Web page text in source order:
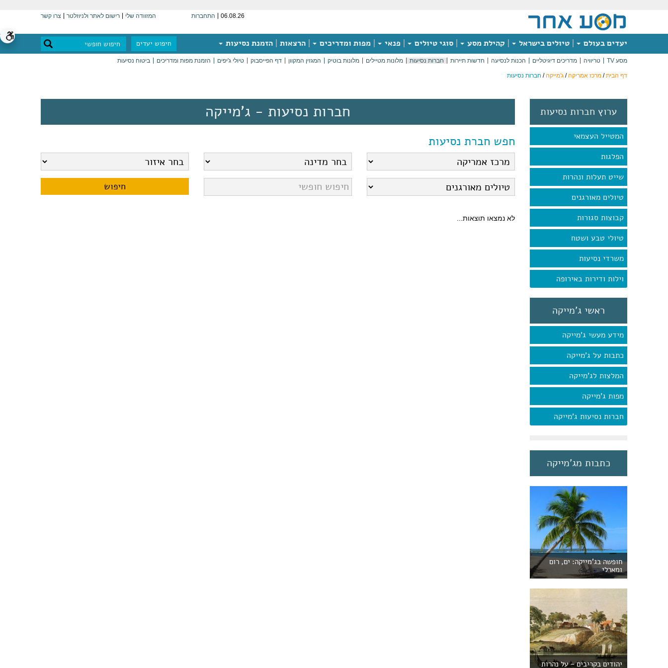
06.08.26 התחברות המזוודה שלי רישום לאתר ולניוזלטר צרו קשר
יעדים בעולם טיולים בישראל קהילת מסע סוגי טיולים פנאי מפות ומדריכים הרצאות הזמנת נסיעות חיפוש יעדים
מסע TV טריוויה מדריכים דיגיטליים הכנות לנסיעה חדשות תיירות חברות נסיעות מלונות מטיילים מלונות בוטיק המגזין המקוון דף הפייסבוק טיולי ג'יפים הזמנת מפות ומדריכים ביטוח נסיעות
דף הבית/ מרכז אמריקה/ ג'מייקה/ חברות נסיעות
ערוץ חברות נסיעות
המטייל העצמאי
הפלגות
שייט תעלות ונהרות
טיולים מאורגנים
קבוצות סגורות
טיולי טבע ושטח
משרדי נסיעות
וילות ודירות באירופה
ראשי ג'מייקה
מידע מעשי ג'מייקה
כתבות על ג'מייקה
המלצות לג'מייקה
מפות ג'מייקה
חברות נסיעות ג'מייקה
כתבות מג'מייקה
חופשה בג'מייקה: ים, רום
ומארלי
יהודים בקריבים – על נהרות
חברות נסיעות - ג'מייקה
חפש חברת נסיעות
לא נמצאו תוצאות...